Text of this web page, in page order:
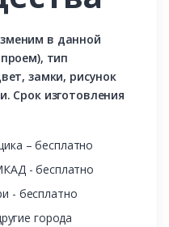
в данной
тип
замки, рисунок
Срок изготовления
– бесплатно
- бесплатно
- бесплатно
города